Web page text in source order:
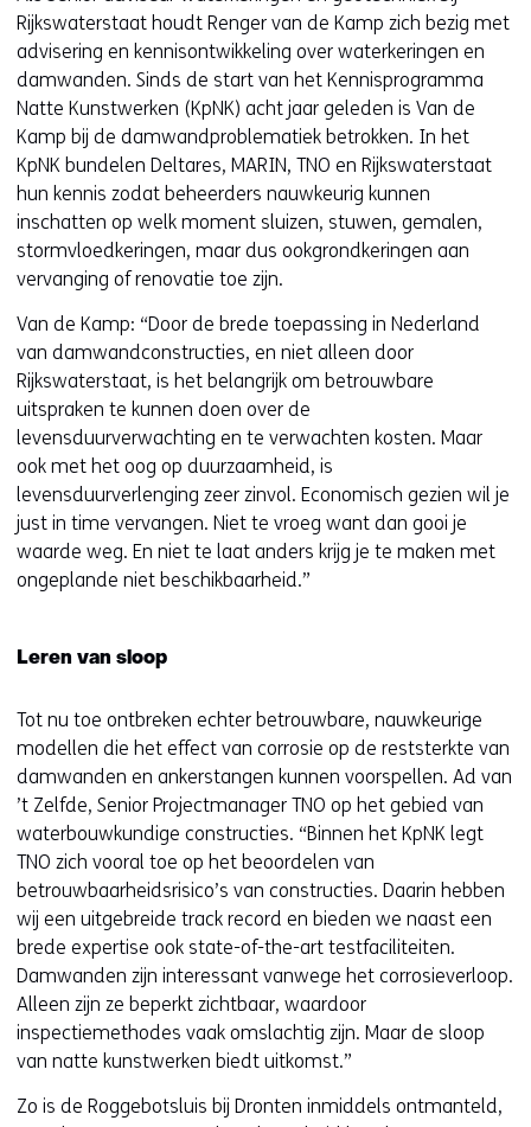
Rijkswaterstaat houdt Renger van de Kamp zich bezig met
advisering en kennisontwikkeling over waterkeringen en
damwanden. Sinds de start van het Kennisprogramma
Natte Kunstwerken (KpNK) acht jaar geleden is Van de
Kamp bij de damwandproblematiek betrokken. In het
KpNK bundelen Deltares, MARIN, TNO en Rijkswaterstaat
hun kennis zodat beheerders nauwkeurig kunnen
inschatten op welk moment sluizen, stuwen, gemalen,
stormvloedkeringen, maar dus ookgrondkeringen aan
vervanging of renovatie toe zijn.
Van de Kamp: “Door de brede toepassing in Nederland
van damwandconstructies, en niet alleen door
Rijkswaterstaat, is het belangrijk om betrouwbare
uitspraken te kunnen doen over de
levensduurverwachting en te verwachten kosten. Maar
ook met het oog op duurzaamheid, is
levensduurverlenging zeer zinvol. Economisch gezien wil je
just in time vervangen. Niet te vroeg want dan gooi je
waarde weg. En niet te laat anders krijg je te maken met
ongeplande niet beschikbaarheid.”
Leren van sloop
Tot nu toe ontbreken echter betrouwbare, nauwkeurige
modellen die het effect van corrosie op de reststerkte van
damwanden en ankerstangen kunnen voorspellen. Ad van
’t Zelfde, Senior Projectmanager TNO op het gebied van
waterbouwkundige constructies. “Binnen het KpNK legt
TNO zich vooral toe op het beoordelen van
betrouwbaarheidsrisico’s van constructies. Daarin hebben
wij een uitgebreide track record en bieden we naast een
brede expertise ook state-of-the-art testfaciliteiten.
Damwanden zijn interessant vanwege het corrosieverloop.
Alleen zijn ze beperkt zichtbaar, waardoor
inspectiemethodes vaak omslachtig zijn. Maar de sloop
van natte kunstwerken biedt uitkomst.”
Zo is de Roggebotsluis bij Dronten inmiddels ontmanteld,